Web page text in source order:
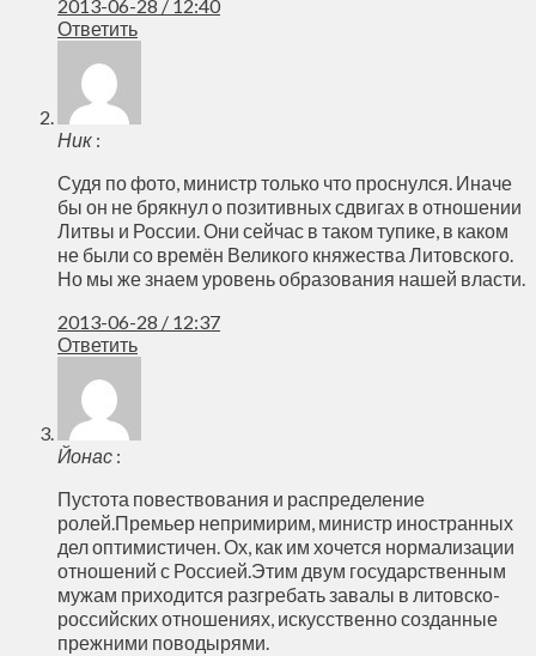
2013-06-28 / 12:40
Ответить
Ник :
Судя по фото, министр только что проснулся. Иначе
бы он не брякнул о позитивных сдвигах в отношении
Литвы и России. Они сейчас в таком тупике, в каком
не были со времён Великого княжества Литовского.
Но мы же знаем уровень образования нашей власти.
2013-06-28 / 12:37
Ответить
Йонас :
Пустота повествования и распределение
ролей.Премьер непримирим, министр иностранных
дел оптимистичен. Ох, как им хочется нормализации
отношений с Россией.Этим двум государственным
мужам приходится разгребать завалы в литовско-
российских отношениях, искусственно созданные
прежними поводырями.